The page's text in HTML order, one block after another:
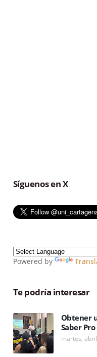
Síguenos en X
Powered by
Te podría interesar
Obtener
Saber
martes,